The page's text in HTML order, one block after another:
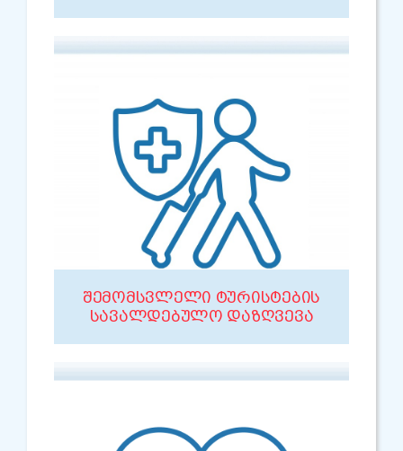
ᲨᲔᲛᲝᲛᲡᲕᲚᲔᲚᲘ ᲢᲣᲠᲘᲡᲢᲔᲑᲘᲡ
ᲡᲐᲕᲐᲚᲓᲔᲑᲣᲚᲝ ᲓᲐᲖᲦᲕᲔᲕᲐ